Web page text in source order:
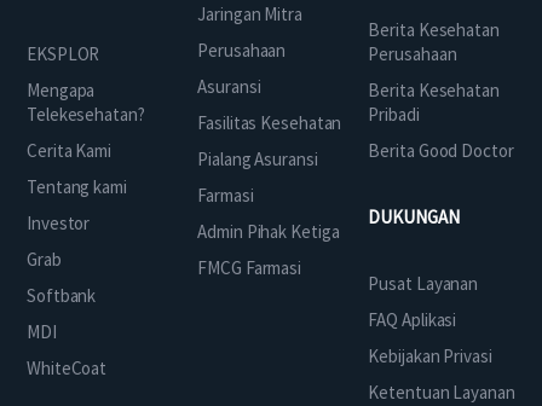
EKSPLOR
Mengapa
Telekesehatan?
Cerita Kami
Tentang kami
Investor
Grab
Softbank
MDI
WhiteCoat
Jaringan Mitra
Perusahaan
Asuransi
Fasilitas Kesehatan
Pialang Asuransi
Farmasi
Admin Pihak Ketiga
FMCG Farmasi
Berita Kesehatan
Perusahaan
Berita Kesehatan
Pribadi
Berita Good Doctor
DUKUNGAN
Pusat Layanan
FAQ Aplikasi
Kebijakan Privasi
Ketentuan Layanan